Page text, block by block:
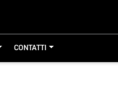
CONTATTI